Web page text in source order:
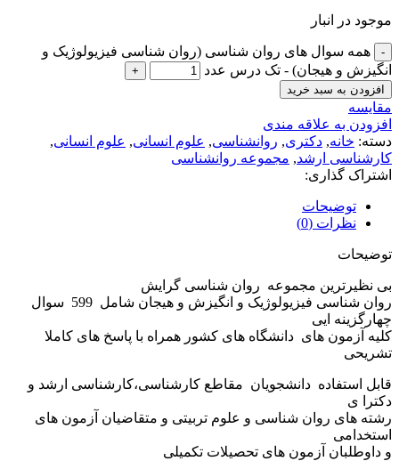
موجود در انبار
همه سوال های روان شناسی (روان شناسی فیزیولوژیک و
انگیزش و هیجان) - تک درس عدد
افزودن به سبد خرید
مقايسه
افزودن به علاقه مندی
دسته: خانه, دکتری, روانشناسی, علوم انسانی, علوم انسانی,
کارشناسی ارشد, مجموعه روانشناسی
اشتراک گذاری:
توضیحات
نظرات (0)
توضیحات
بی نظیرترین مجموعه روان شناسی گرایش
روان شناسی فیزیولوژیک و انگیزش و هیجان شامل 599 سوال
چهارگزینه ایی
کلیه آزمون های دانشگاه های کشور همراه با پاسخ های کاملا
تشریحی
قابل استفاده دانشجویان مقاطع کارشناسی،کارشناسی ارشد و
دکترا ی
رشته های روان شناسی و علوم تربیتی و متقاضیان آزمون های
استخدامی
و داوطلبان آزمون های تحصیلات تکمیلی